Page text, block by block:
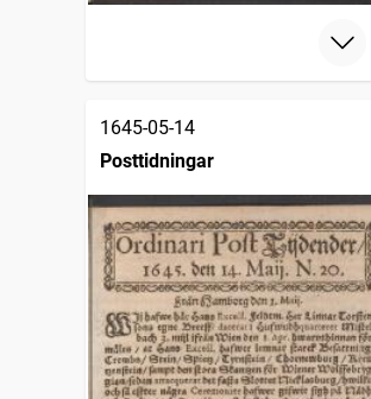
1645-05-14
Posttidningar